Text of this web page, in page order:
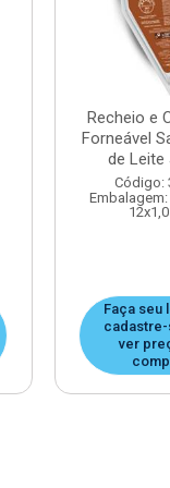
Recheio e
Forneável
de Leite
Código:
Faça seu
ver